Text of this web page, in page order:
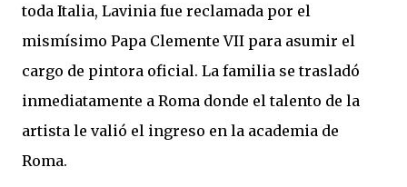
toda Italia, Lavinia fue reclamada por el
mismísimo Papa Clemente VII para asumir el
cargo de pintora oficial. La familia se trasladó
inmediatamente a Roma donde el talento de la
artista le valió el ingreso en la academia de
Roma.